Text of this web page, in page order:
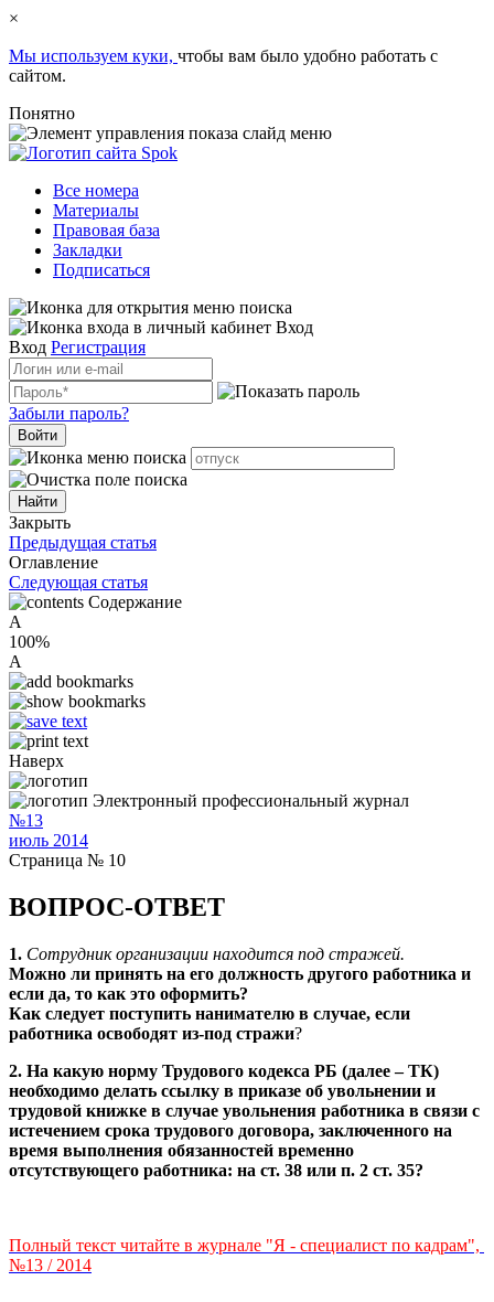
×
Мы используем куки, чтобы вам было удобно работать с
сайтом.
Понятно
Все номера
Материалы
Правовая база
Закладки
Подписаться
Вход
Вход Регистрация
Забыли пароль?
Войти
Закрыть
Предыдущая статья
Оглавление
Следующая статья
Содержание
A
100%
A
Наверх
Электронный профессиональный журнал
№13
июль 2014
Страница № 10
ВОПРОС-ОТВЕТ
1. Сотрудник организации находится под стражей.
Можно ли принять на его должность другого работника и
если да, то как это оформить?
Как следует поступить нанимателю в случае, если
работника освободят из-под стражи?
2. На какую норму Трудового кодекса РБ (далее – ТК)
необходимо делать ссылку в приказе об увольнении и
трудовой книжке в случае увольнения работника в связи с
истечением срока трудового договора, заключенного на
время выполнения обязанностей временно
отсутствующего работника: на ст. 38 или п. 2 ст. 35?
Полный текст читайте в журнале "Я - специалист по кадрам",
№13 / 2014